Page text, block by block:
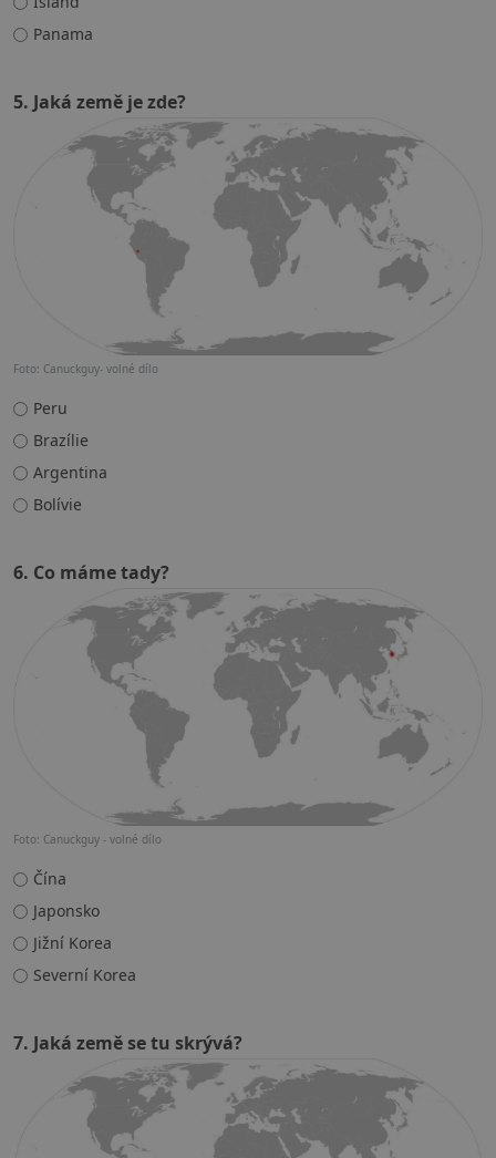
Panama
5. Jaká země je zde?
Foto: Canuckguy- volné dílo
Peru
Brazílie
Argentina
Bolívie
6. Co máme tady?
Foto: Canuckguy - volné dílo
Čína
Japonsko
Jižní Korea
Severní Korea
7. Jaká země se tu skrývá?